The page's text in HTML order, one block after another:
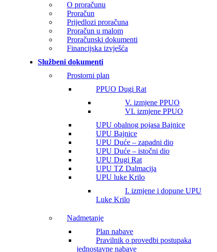
O proračunu
Proračun
Prijedlozi proračuna
Proračun u malom
Proračunski dokumenti
Financijska izvješća
Službeni dokumenti
Prostorni plan
PPUO Dugi Rat
V. izmjene PPUO
VI. izmjene PPUO
UPU obalnog pojasa Bajnice
UPU Bajnice
UPU Duće – zapadni dio
UPU Duće – istočni dio
UPU Dugi Rat
UPU TZ Dalmacija
UPU luke Krilo
I. izmjene i dopune UPU
Luke Krilo
Nadmetanje
Plan nabave
Pravilnik o provedbi postupaka
jednostavne nabave